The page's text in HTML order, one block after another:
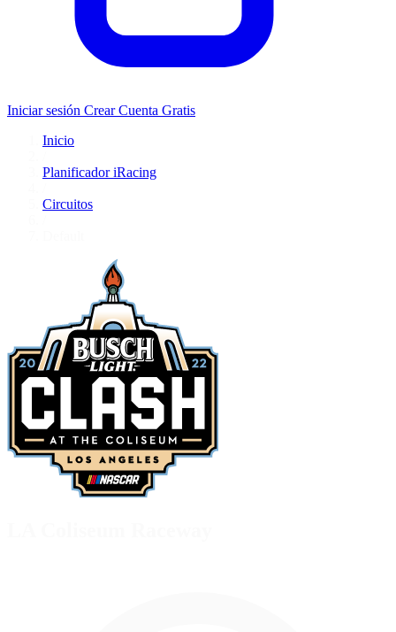
Iniciar sesión Crear Cuenta Gratis
Inicio
Planificador iRacing
Circuitos